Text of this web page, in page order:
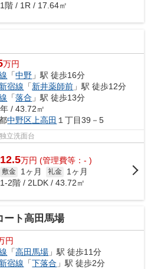
1階 / 1R / 17.64㎡
万円
「中野 」駅 徒歩16分
宿線 「新井薬師前 」駅 徒歩12分
「落合 」駅 徒歩13分
/ 43.72㎡
中野区 上高田 １丁目39－5
立洗面台
12.5万円 (管理費等：- )
敷金 1ヶ月 礼金
1ヶ月
1-2階 / 2LDK / 43.72㎡
ート高田馬場
円
「高田馬場 」駅 徒歩11分
宿線 「下落合 」駅 徒歩2分